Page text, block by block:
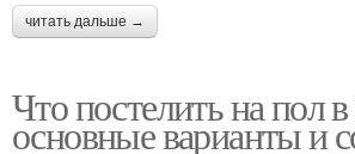
читать дальше →
Что постелить на пол
основные варианты и